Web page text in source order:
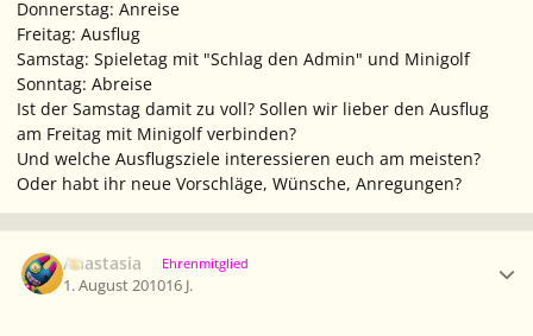
Donnerstag: Anreise
Freitag: Ausflug
Samstag: Spieletag mit "Schlag den Admin" und Minigolf
Sonntag: Abreise
Ist der Samstag damit zu voll? Sollen wir lieber den Ausflug
am Freitag mit Minigolf verbinden?
Und welche Ausflugsziele interessieren euch am meisten?
Oder habt ihr neue Vorschläge, Wünsche, Anregungen?
Anastasia Ehrenmitglied
1. August 201016 J.